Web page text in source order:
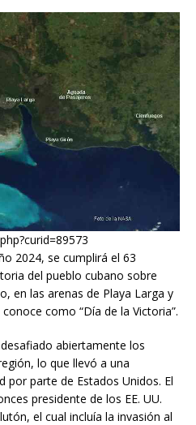
2024, se cumplirá el 63
del pueblo cubano sobre
en las arenas de Playa Larga y
como “Día de la Victoria”.
abiertamente los
lo que llevó a una
por parte de Estados Unidos. El
presidente de los EE. UU.
el cual incluía la invasión al